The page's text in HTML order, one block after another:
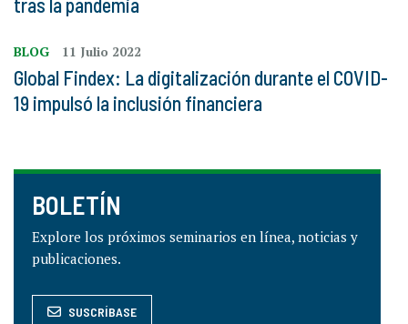
BLOG 11 Julio 2022
Global Findex: La digitalización durante el COVID-
19 impulsó la inclusión financiera
BOLETÍN
Explore los próximos seminarios en línea, noticias y
publicaciones.
SUSCRÍBASE